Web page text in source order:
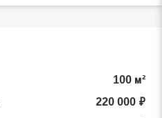
100 м²
220 000 ₽